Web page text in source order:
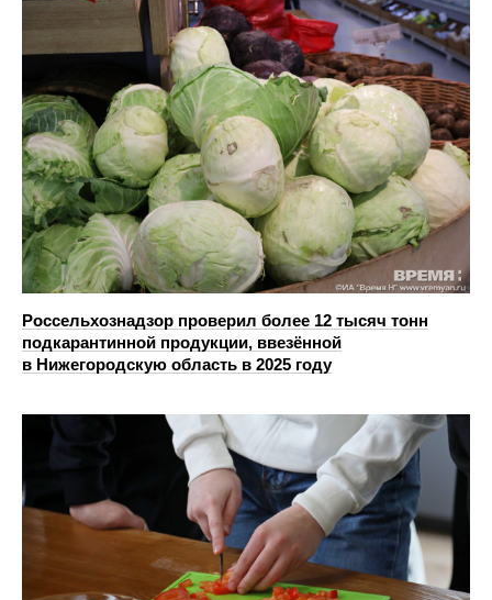
Россельхознадзор проверил более 12 тысяч тонн
подкарантинной продукции, ввезённой
в Нижегородскую область в 2025 году